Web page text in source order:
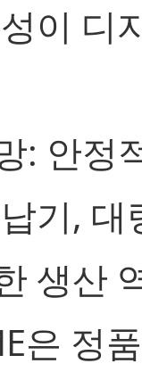
이 디
: 안정
기, 대
생산
은 정